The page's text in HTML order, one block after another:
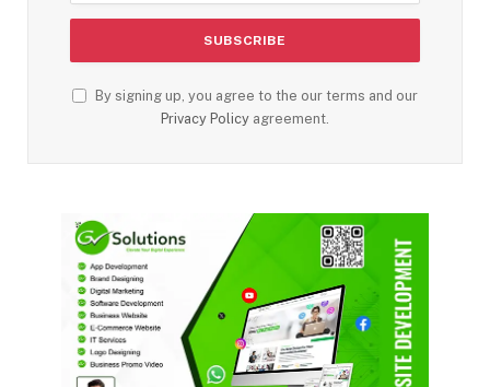
By signing up, you agree to the our terms and our
Privacy Policy agreement.